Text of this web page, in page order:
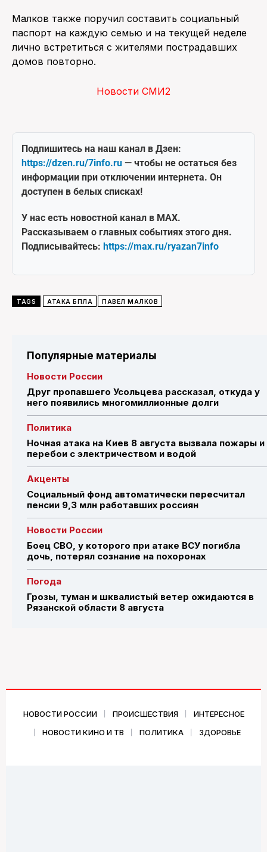
Малков также поручил составить социальный
паспорт на каждую семью и на текущей неделе
лично встретиться с жителями пострадавших
домов повторно.
Новости СМИ2
Подпишитесь на наш канал в Дзен:
https://dzen.ru/7info.ru — чтобы не остаться без
информации при отключении интернета. Он
доступен в белых списках!
У нас есть новостной канал в MAX.
Рассказываем о главных событиях этого дня.
Подписывайтесь: https://max.ru/ryazan7info
TAGS АТАКА БПЛА ПАВЕЛ МАЛКОВ
Популярные материалы
Новости России
Друг пропавшего Усольцева рассказал, откуда у
него появились многомиллионные долги
Политика
Ночная атака на Киев 8 августа вызвала пожары и
перебои с электричеством и водой
Акценты
Социальный фонд автоматически пересчитал
пенсии 9,3 млн работавших россиян
Новости России
Боец СВО, у которого при атаке ВСУ погибла
дочь, потерял сознание на похоронах
Погода
Грозы, туман и шквалистый ветер ожидаются в
Рязанской области 8 августа
НОВОСТИ РОССИИ ПРОИСШЕСТВИЯ
ИНТЕРЕСНОЕ
НОВОСТИ КИНО И ТВ
ПОЛИТИКА ЗДОРОВЬЕ